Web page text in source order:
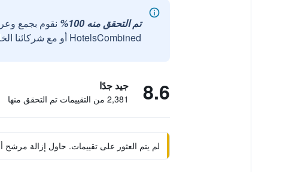
تم التحقق منه 100%
نقوم بجمع
HotelsCombined أو مع شركائنا الخارجيين الموثوقين.
8.6 جيد جدًا
2,381 من التقييمات تم التحقق منها
لم يتم العثور على تقييمات. حاول إزالة